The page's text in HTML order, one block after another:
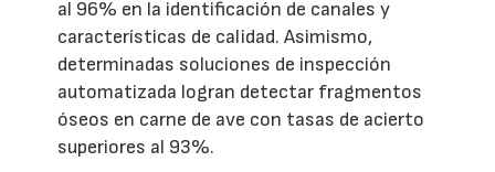
al 96% en la identificación de canales y
características de calidad. Asimismo,
determinadas soluciones de inspección
automatizada logran detectar fragmentos
óseos en carne de ave con tasas de acierto
superiores al 93%.